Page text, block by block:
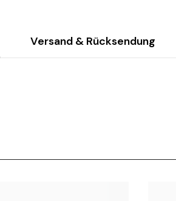
Versand & Rücksendung